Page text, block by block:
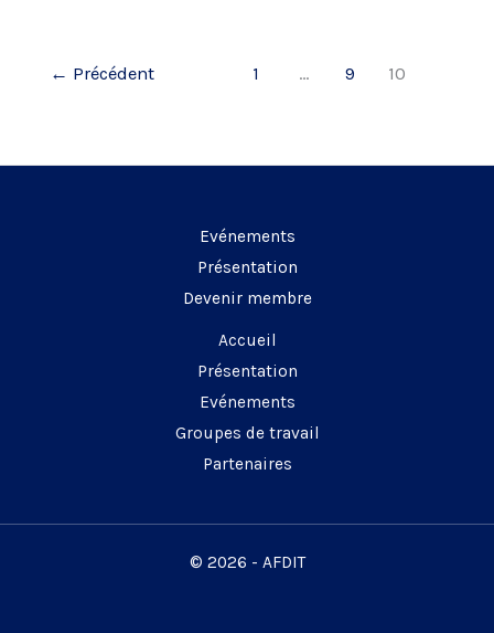
responsabilité
contrats
← Précédent 1 … 9 10
Evénements
Présentation
Devenir membre
Accueil
Présentation
Evénements
Groupes de travail
Partenaires
© 2026 - AFDIT